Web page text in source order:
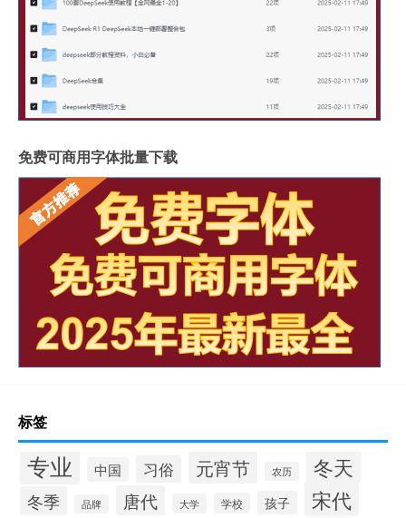
免费可商用字体批量下载
标签
专业 中国 习俗 元宵节 农历 冬天
冬季 品牌 唐代 大学 学校 孩子 宋代